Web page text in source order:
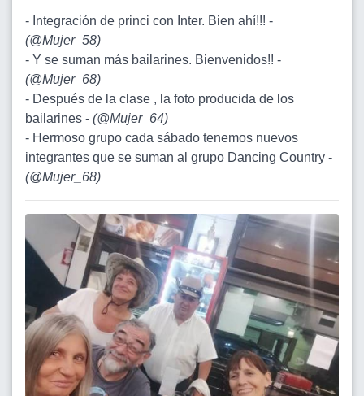
- Integración de princi con Inter. Bien ahí!!! -
(@Mujer_58)
- Y se suman más bailarines. Bienvenidos!! -
(@Mujer_68)
- Después de la clase , la foto producida de los
bailarines - (@Mujer_64)
- Hermoso grupo cada sábado tenemos nuevos
integrantes que se suman al grupo Dancing Country -
(@Mujer_68)